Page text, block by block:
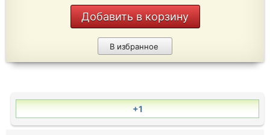
Добавить в корзину
В избранное
+1